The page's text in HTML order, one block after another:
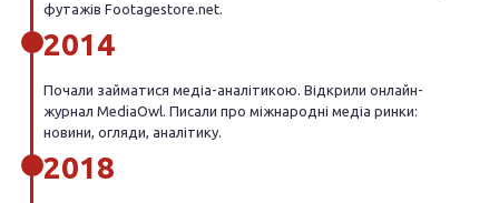
футажів Footagestore.net.
2014
Почали займатися медіа-аналітикою. Відкрили онлайн-
журнал MediaOwl. Писали про міжнародні медіа ринки:
новини, огляди, аналітику.
2018